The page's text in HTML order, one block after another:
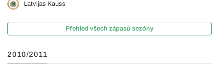
Latvijas Kauss
Přehled všech zápasů sezóny
2010/2011